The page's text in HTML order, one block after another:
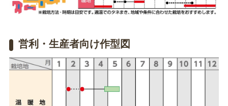
営利・生産者向け作型図